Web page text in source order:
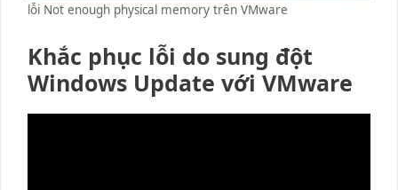
lỗi Not enough physical memory trên VMware
Khắc phục lỗi do sung đột
Windows Update với VMware